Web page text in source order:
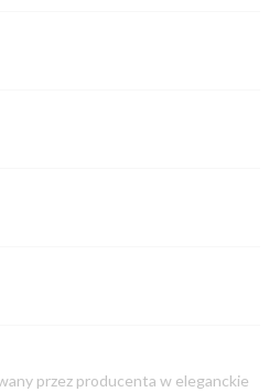
przez producenta w eleganckie